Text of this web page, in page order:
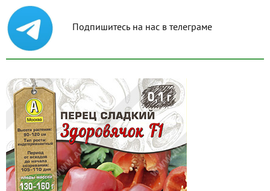
Подпишитесь на нас в телеграме